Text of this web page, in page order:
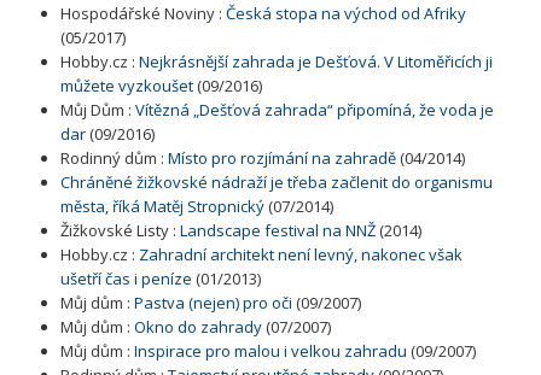
Hospodářské Noviny : Česká stopa na východ od Afriky
(05/2017)
Hobby.cz : Nejkrásnější zahrada je Dešťová. V Litoměřicích ji
můžete vyzkoušet(09/2016)
Můj Dům : Vítězná „Dešťová zahrada“ připomíná, že voda je
dar(09/2016)
Rodinný dům : Místo pro rozjímání na zahradě(04/2014)
Chráněné žižkovské nádraží je třeba začlenit do organismu
města, říká Matěj Stropnický(07/2014)
Žižkovské Listy : Landscape festival na NNŽ(2014)
Hobby.cz : Zahradní architekt není levný, nakonec však
ušetří čas i peníze (01/2013)
Můj dům : Pastva (nejen) pro oči (09/2007)
Můj dům : Okno do zahrady(07/2007)
Můj dům : Inspirace pro malou i velkou zahradu (09/2007)